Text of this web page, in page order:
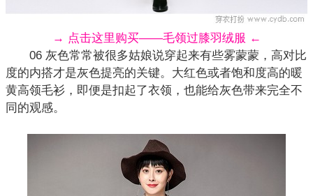
→ 点击这里购买——毛领过膝羽绒服 ←
06 灰色常常被很多姑娘说穿起来有些雾蒙蒙，高对比
度的内搭才是灰色提亮的关键。大红色或者饱和度高的暖
黄高领毛衫，即便是扣起了衣领，也能给灰色带来完全不
同的观感。